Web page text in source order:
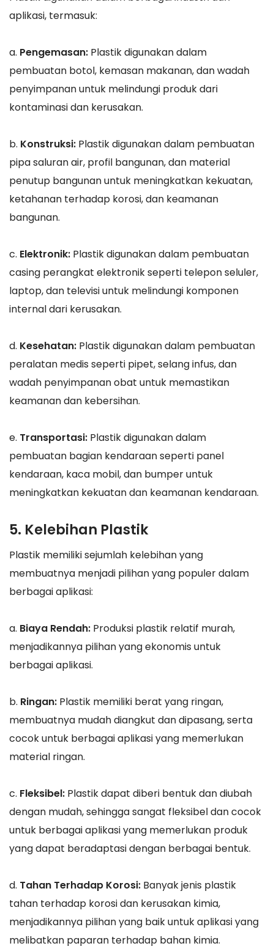
aplikasi, termasuk:
a. Pengemasan: Plastik digunakan dalam
pembuatan botol, kemasan makanan, dan wadah
penyimpanan untuk melindungi produk dari
kontaminasi dan kerusakan.
b. Konstruksi: Plastik digunakan dalam pembuatan
pipa saluran air, profil bangunan, dan material
penutup bangunan untuk meningkatkan kekuatan,
ketahanan terhadap korosi, dan keamanan
bangunan.
c. Elektronik: Plastik digunakan dalam pembuatan
casing perangkat elektronik seperti telepon seluler,
laptop, dan televisi untuk melindungi komponen
internal dari kerusakan.
d. Kesehatan: Plastik digunakan dalam pembuatan
peralatan medis seperti pipet, selang infus, dan
wadah penyimpanan obat untuk memastikan
keamanan dan kebersihan.
e. Transportasi: Plastik digunakan dalam
pembuatan bagian kendaraan seperti panel
kendaraan, kaca mobil, dan bumper untuk
meningkatkan kekuatan dan keamanan kendaraan.
5. Kelebihan Plastik
Plastik memiliki sejumlah kelebihan yang
membuatnya menjadi pilihan yang populer dalam
berbagai aplikasi:
a. Biaya Rendah: Produksi plastik relatif murah,
menjadikannya pilihan yang ekonomis untuk
berbagai aplikasi.
b. Ringan: Plastik memiliki berat yang ringan,
membuatnya mudah diangkut dan dipasang, serta
cocok untuk berbagai aplikasi yang memerlukan
material ringan.
c. Fleksibel: Plastik dapat diberi bentuk dan diubah
dengan mudah, sehingga sangat fleksibel dan cocok
untuk berbagai aplikasi yang memerlukan produk
yang dapat beradaptasi dengan berbagai bentuk.
d. Tahan Terhadap Korosi: Banyak jenis plastik
tahan terhadap korosi dan kerusakan kimia,
menjadikannya pilihan yang baik untuk aplikasi yang
melibatkan paparan terhadap bahan kimia.